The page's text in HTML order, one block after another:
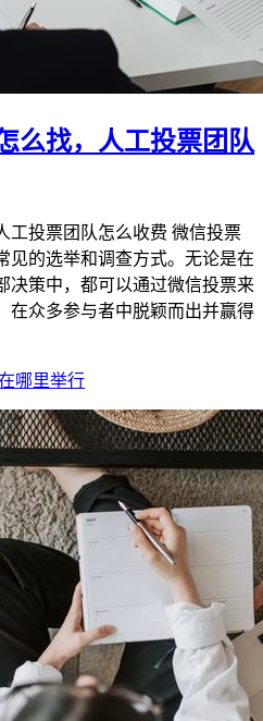
么找，人工投票团队
工投票团队怎么收费 微信投票
见的选举和调查方式。无论是在
决策中，都可以通过微信投票来
在众多参与者中脱颖而出并赢得
哪里举行